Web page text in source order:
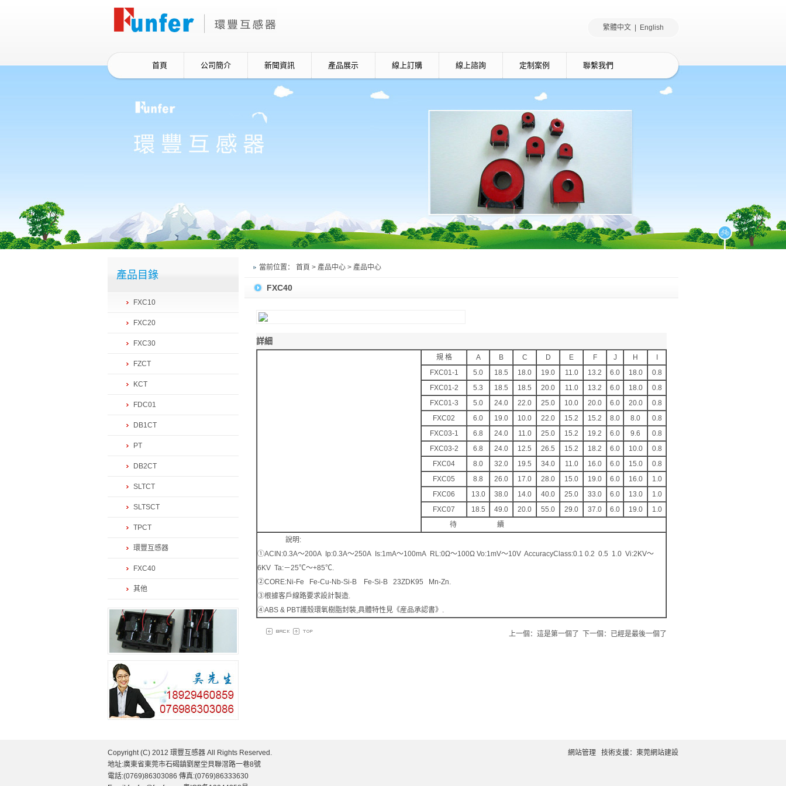
繁體中文 | English
首頁 公司簡介 新聞資訊 產品展示 線上訂購 線上諮詢 定制案例 聯繫我們
產品目錄
FXC10
FXC20
FXC30
FZCT
KCT
FDC01
DB1CT
PT
DB2CT
SLTCT
SLTSCT
TPCT
環豐互感器
FXC40
其他
當前位置： 首頁 > 產品中心 > 產品中心
FXC40
詳細
規 格 A B C D E F J H
FXC01-1
5.0 18.5 18.0 19.0 11.0 13.2 6.0 18.0
0.8
FXC01-2
5.3 18.5 18.5 20.0 11.0 13.2 6.0 18.0
0.8
FXC01-3
5.0 24.0 22.0 25.0 10.0 20.0 6.0 20.0
0.8
FXC02
6.0 19.0 10.0 22.0 15.2 15.2 8.0 8.0
0.8
FXC03-1
6.8 24.0 11.0 25.0 15.2 19.2 6.0 9.6
0.8
FXC03-2
6.8 24.0 12.5 26.5 15.2 18.2 6.0 10.0
0.8
FXC04
8.0 32.0 19.5 34.0 11.0 16.0 6.0 15.0
0.8
FXC05
8.8 26.0 17.0 28.0 15.0 19.0 6.0 16.0
1.0
FXC06
13.0 38.0 14.0 40.0 25.0 33.0 6.0 13.0
1.0
FXC07
18.5 49.0 20.0 55.0 29.0 37.0 6.0 19.0
1.0
待 續
說明:
①ACIN:0.3A～200A Ip:0.3A～250A Is:1mA～100mA RL:0Ω～100Ω Vo:1mV～10V AccuracyClass:0.1 0.2 0.5 1.0 Vi:2KV～
6KV Ta:－25℃～+85℃.
②CORE:Ni-Fe Fe-Cu-Nb-Si-B Fe-Si-B 23ZDK95 Mn-Zn.
③根據客戶線路要求設計製造.
④ABS & PBT護殼環氧樹脂封裝,具體特性見《産品承認書》.
上一個：這是第一個了 下一個：已經是最後一個了
網站管理 技術支援： 東莞網站建設
Copyright (C) 2012 環豐互感器 All Rights Reserved.
地址:廣東省東莞市石碣鎮劉屋坣貝聯滘路一巷8號
電話:(0769)86303086 傳真:(0769)86333630